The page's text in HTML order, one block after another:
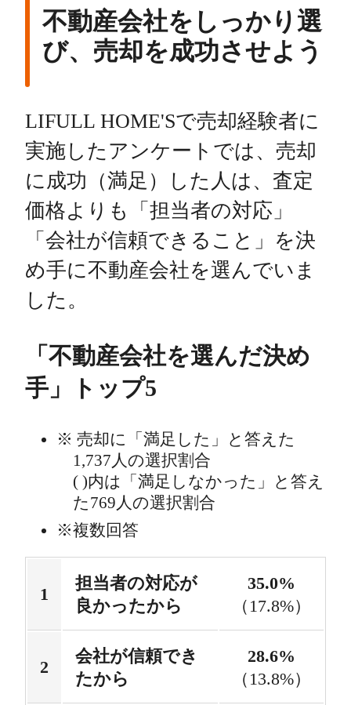
不動産会社をしっかり選
び、売却を成功させよう
LIFULL HOME'Sで売却経験者に
実施したアンケートでは、売却
に成功（満足）した人は、査定
価格よりも「担当者の対応」
「会社が信頼できること」を決
め手に不動産会社を選んでいま
した。
「不動産会社を選んだ決め
手」トップ5
売却に「満足した」と答えた
1,737人の選択割合
( )内は「満足しなかった」と答え
た769人の選択割合
複数回答
担当者の対応が
良かったから
35.0%
（17.8%）
会社が信頼でき
たから
28.6%
（13.8%）